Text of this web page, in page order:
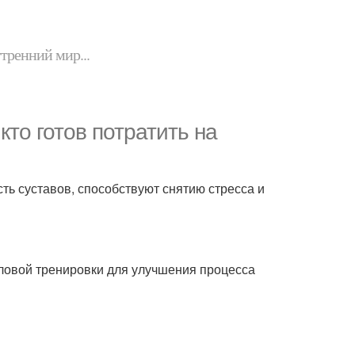
мир...
готов потратить на
суставов, способствуют снятию стресса и
тренировки для улучшения процесса